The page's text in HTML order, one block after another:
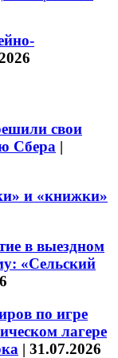
свои
Сбера |
и «книжки»
в выездном
«Сельский
по игре
лагере
| 31.07.2026